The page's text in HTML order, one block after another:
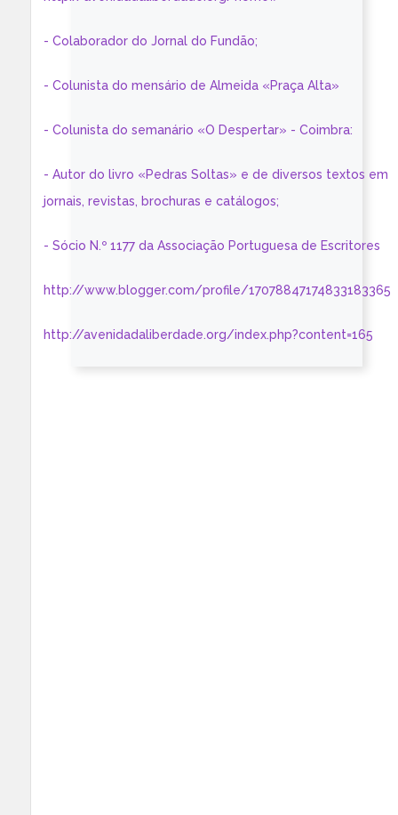
- Colaborador do Jornal do Fundão;
- Colunista do mensário de Almeida «Praça Alta»
- Colunista do semanário «O Despertar» - Coimbra:
- Autor do livro «Pedras Soltas» e de diversos textos em
jornais, revistas, brochuras e catálogos;
- Sócio N.º 1177 da Associação Portuguesa de Escritores
http://www.blogger.com/profile/17078847174833183365
http://avenidadaliberdade.org/index.php?content=165